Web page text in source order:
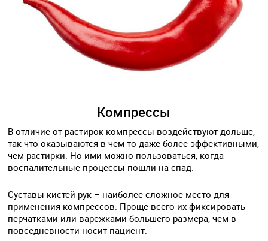
Компрессы
В отличие от растирок компрессы воздействуют дольше,
так что оказываются в чем-то даже более эффективными,
чем растирки. Но ими можно пользоваться, когда
воспалительные процессы пошли на спад.
Суставы кистей рук – наиболее сложное место для
применения компрессов. Проще всего их фиксировать
перчатками или варежками большего размера, чем в
повседневности носит пациент.